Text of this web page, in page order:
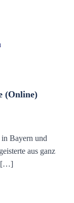
(Online)
Bayern und
aus ganz
[…]